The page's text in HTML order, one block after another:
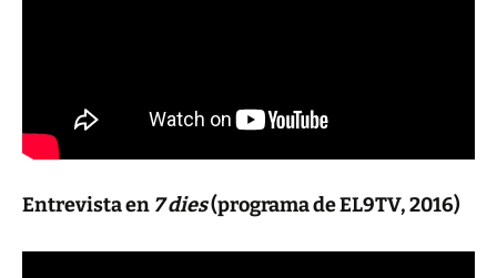
Entrevista en 7 dies(programa de EL9TV, 2016)